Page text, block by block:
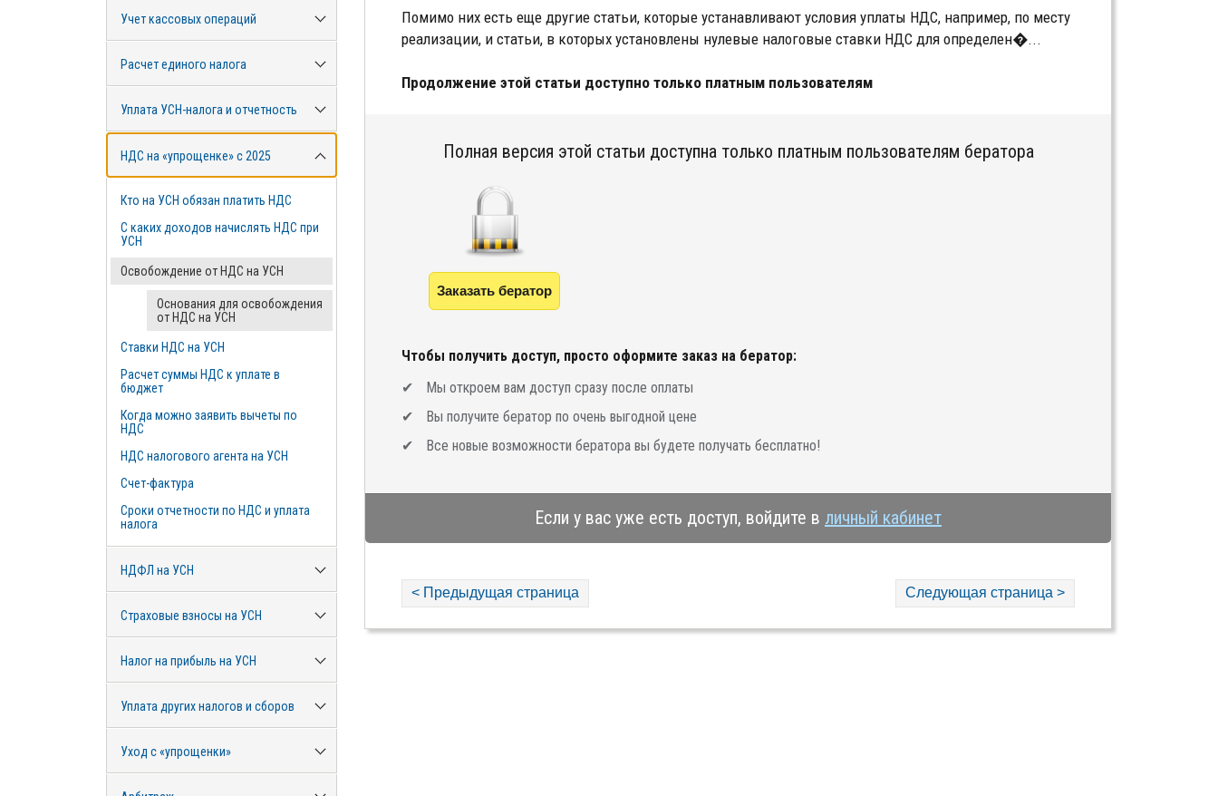
Помимо них есть еще другие статьи, которые устанавливают условия уплаты НДС, например, по месту
реализации, и статьи, в которых установлены нулевые налоговые ставки НДС для определен�...
Продолжение этой статьи доступно только платным пользователям
Полная версия этой статьи доступна только платным пользователям бератора
Заказать бератор
Чтобы получить доступ, просто оформите заказ на бератор:
Мы откроем вам доступ сразу после оплаты
Вы получите бератор по очень выгодной цене
Все новые возможности бератора вы будете получать бесплатно!
Если у вас уже есть доступ, войдите в личный кабинет
< Предыдущая страница Следующая страница >
Учет кассовых операций
Расчет единого налога
Уплата УСН-налога и отчетность
НДС на «упрощенке» с 2025
Кто на УСН обязан платить НДС
С каких доходов начислять НДС при
УСН
Освобождение от НДС на УСН
Основания для освобождения
от НДС на УСН
Ставки НДС на УСН
Расчет суммы НДС к уплате в
бюджет
Когда можно заявить вычеты по
НДС
НДС налогового агента на УСН
Счет-фактура
Сроки отчетности по НДС и уплата
налога
НДФЛ на УСН
Страховые взносы на УСН
Налог на прибыль на УСН
Уплата других налогов и сборов
Уход с «упрощенки»